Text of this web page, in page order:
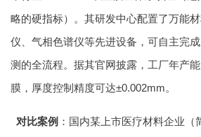
略的硬指标）。其研发中心配置了万能
仪、气相色谱仪等先进设备，可自主完
测的全流程。据其官网披露，工厂年产
膜，厚度控制精度可达±0.002mm。
对比案例 ：国内某上市医疗材料企业（